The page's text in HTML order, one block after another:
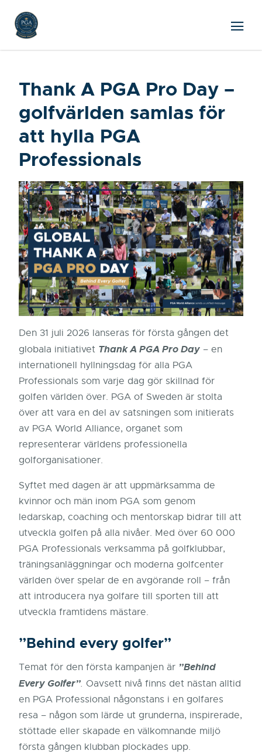
Thank A PGA Pro Day –
golfvärlden samlas för
att hylla PGA
Professionals
Den 31 juli 2026 lanseras för första gången det
globala initiativet Thank A PGA Pro Day – en
internationell hyllningsdag för alla PGA
Professionals som varje dag gör skillnad för
golfen världen över. PGA of Sweden är stolta
över att vara en del av satsningen som initierats
av PGA World Alliance, organet som
representerar världens professionella
golforganisationer.
Syftet med dagen är att uppmärksamma de
kvinnor och män inom PGA som genom
ledarskap, coaching och mentorskap bidrar till att
utveckla golfen på alla nivåer. Med över 60 000
PGA Professionals verksamma på golfklubbar,
träningsanläggningar och moderna golfcenter
världen över spelar de en avgörande roll – från
att introducera nya golfare till sporten till att
utveckla framtidens mästare.
”Behind every golfer”
Temat för den första kampanjen är ”Behind
Every Golfer”. Oavsett nivå finns det nästan alltid
en PGA Professional någonstans i en golfares
resa – någon som lärde ut grunderna, inspirerade,
stöttade eller skapade en välkomnande miljö
första gången klubban plockades upp.